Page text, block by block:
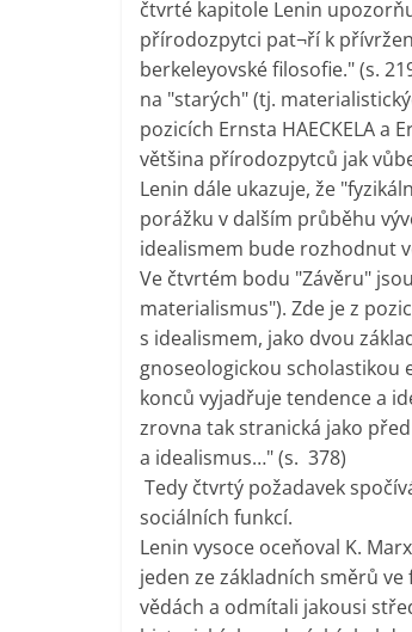
čtvrté kapitole Lenin
přírodozpytci pat¬ří k
berkeleyovské filosofie." (s.
na "starých" (tj.
pozicích Ernsta HAECKELA a
většina přírodozpytců jak
Lenin dále ukazuje, že
porážku v dalším průběhu
idealismem bude rozhodnut
Ve čtvrtém bodu "Závěru"
materialismus"). Zde je z
s idealismem, jako dvou
gnoseologickou scholastikou
konců vyjadřuje tendence a
zrovna tak stranická jako
a idealismus…" (s. 378)
Tedy čtvrtý požadavek
sociálních funkcí.
Lenin vysoce oceňoval K.
jeden ze základních směrů
vědách a odmítali jakousi